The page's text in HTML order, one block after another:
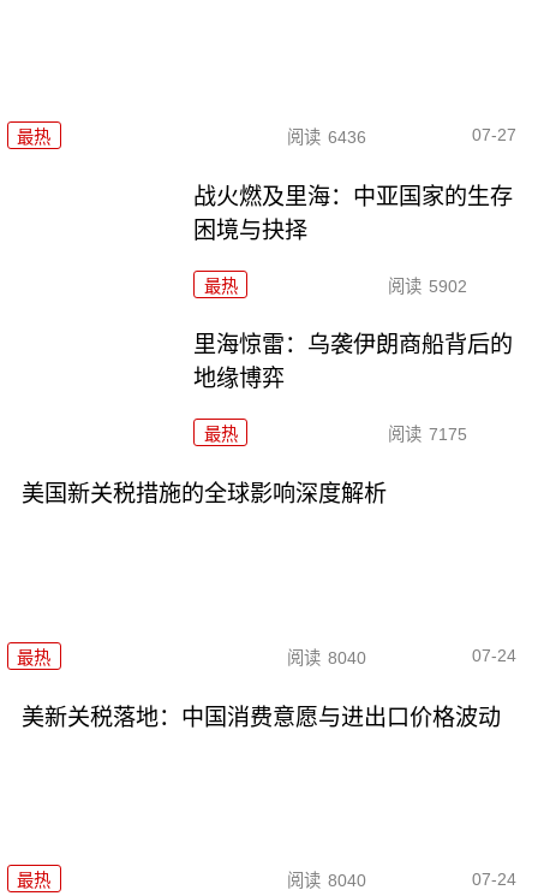
最热 阅读 6436 07-27
战火燃及里海：中亚国家的生存
困境与抉择
最热 阅读 5902
里海惊雷：乌袭伊朗商船背后的
地缘博弈
最热 阅读 7175
美国新关税措施的全球影响深度解析
最热 阅读 8040 07-24
美新关税落地：中国消费意愿与进出口价格波动
最热 阅读 8040 07-24